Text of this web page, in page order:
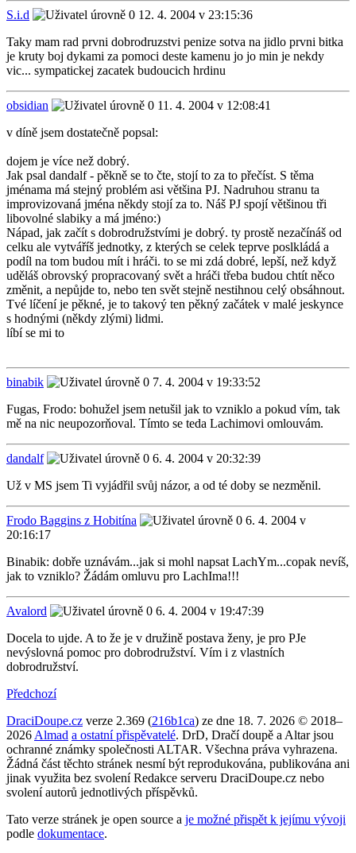
S.i.d
12. 4. 2004 v 23:15:36
Taky mam rad prvni dobrodruzstvi penize sotva na jidlo prvni bitka
je kruty boj dykami za pomoci deste kamenu jo jo min je nekdy
vic... sympatickej zacatek budoucich hrdinu
obsidian
11. 4. 2004 v 12:08:41
v díně jsem dostatečně popsal:
dojem je více než dobrý.
Jak psal dandalf - pěkně se to čte, stojí to za to přečíst. S těma
jménama má stejný problém asi většina PJ. Nadruhou stranu ta
improvizovaná jména někdy stojí za to. Náš PJ spojí většinou tři
libovolné slabiky a má jméno:)
Nápad, jak začít s dobrodružstvími je dobrý. ty prostě nezačínáš od
celku ale vytváříš jednotky, z kterých se celek teprve poslkládá a
podíl na tom budou mít i hráči. to se mi zdá dobré, lepší, než když
uděláš obrovský propracovaný svět a hráči třeba budou chtít něco
změnit, a nepůjde to, nebo ten svět stejně nestihnou celý obsáhnout.
Tvé líčení je pěkné, je to takový ten pěkný začátek v malé jeskynce
s hodnými (někdy zlými) lidmi.
líbí se mi to
binabik
7. 4. 2004 v 19:33:52
Fugas, Frodo: bohužel jsem netušil jak to vzniklo a pokud vím, tak
mě na nic neupozorňoval. Tímto se teda Lachimovi omlouvám.
dandalf
6. 4. 2004 v 20:32:39
Už v MS jsem Ti vyjádřil svůj názor, a od té doby se nezměnil.
Frodo Baggins z Hobitína
6. 4. 2004 v
20:16:17
Binabik: dobře uznávám...jak si mohl napsat LachYm...copak nevíš,
jak to vzniklo? Žádám omluvu pro LachIma!!!
Avalord
6. 4. 2004 v 19:47:39
Docela to ujde. A to že je v družině postava ženy, je pro PJe
nevýslovná pomoc pro dobrodružství. Vím i z vlastních
dobrodružství.
Předchozí
DraciDoupe.cz verze 2.369 (216b1ca) ze dne 18. 7. 2026 © 2018–
2026 Almad a ostatní přispěvatelé. DrD, Dračí doupě a Altar jsou
ochranné známky společnosti ALTAR. Všechna práva vyhrazena.
Žádná část těchto stránek nesmí být reprodukována, publikována ani
jinak využita bez svolení Redakce serveru DraciDoupe.cz nebo
svolení autorů jednotlivých příspěvků.
Tato verze stránek je open source a je možné přispět k jejímu vývoji
podle dokumentace.